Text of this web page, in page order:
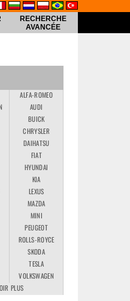
RECHERCHE
AVANCÉE
ALFA-ROMEO
AUDI
BUICK
CHRYSLER
DAIHATSU
FIAT
HYUNDAI
KIA
LEXUS
MAZDA
MINI
PEUGEOT
ROLLS-ROYCE
SKODA
TESLA
VOLKSWAGEN
PLUS